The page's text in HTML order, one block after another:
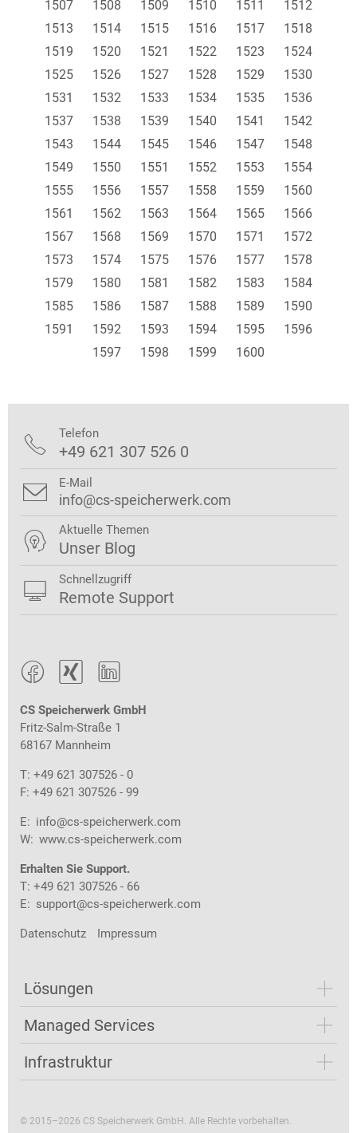
1507
1508 1509 1510 1511
1512
1513
1514 1515 1516 1517
1518
1519
1520 1521 1522 1523
1524
1525
1526 1527 1528 1529
1530
1531
1532 1533 1534 1535
1536
1537
1538 1539 1540 1541
1542
1543
1544 1545 1546 1547
1548
1549
1550 1551 1552 1553
1554
1555
1556 1557 1558 1559
1560
1561
1562 1563 1564 1565
1566
1567
1568 1569 1570 1571
1572
1573
1574 1575 1576 1577
1578
1579
1580 1581 1582 1583
1584
1585
1586 1587 1588 1589
1590
1591
1592 1593 1594 1595
1596
1597
1598 1599 1600
  
CS Speicherwerk GmbH
Fritz-Salm-Straße 1
68167 Mannheim
T: +49 621 307526 - 0
F: +49 621 307526 - 99
E: info@cs-speicherwerk.com
W: www.cs-speicherwerk.com
Erhalten Sie Support.
T: +49 621 307526 - 66
E: support@cs-speicherwerk.com
Datenschutz Impressum
Lösungen
Managed Services
Infrastruktur
 Telefon
+49 621 307 526 0
 E-Mail
info@cs-speicherwerk.com
 Aktuelle Themen
Unser Blog
 Schnellzugriff
Remote Support
© 2015–2026 CS Speicherwerk GmbH. Alle Rechte vorbehalten.